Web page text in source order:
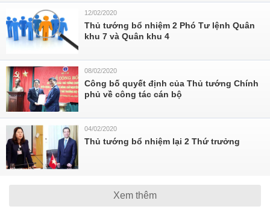
12/02/2020
Thủ tướng bổ nhiệm 2 Phó Tư lệnh Quân
khu 7 và Quân khu 4
08/02/2020
Công bố quyết định của Thủ tướng Chính
phủ về công tác cán bộ
04/02/2020
Thủ tướng bổ nhiệm lại 2 Thứ trưởng
Xem thêm